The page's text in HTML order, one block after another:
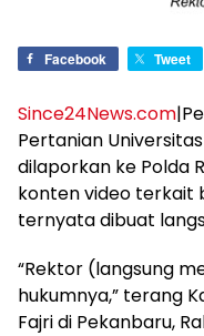
Facebook Tweet
Since24News.com
Pertanian
dilaporkan ke Polda
konten video terkait
ternyata dibuat
“Rektor (langsung
hukumnya,” terang
Fajri di Pekanbaru,